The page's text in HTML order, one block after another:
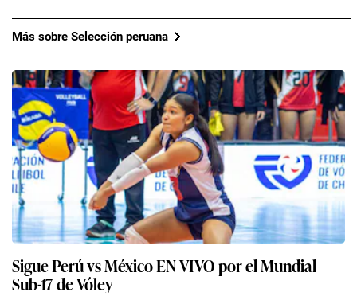
Más sobre Selección peruana
Sigue Perú vs México EN VIVO por el Mundial
Sub-17 de Vóley